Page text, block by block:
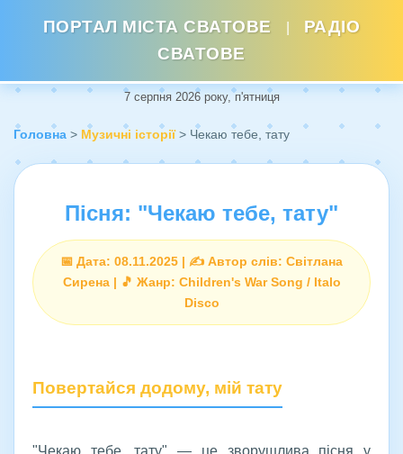
ПОРТАЛ МІСТА СВАТОВЕ
РАДІО
СВАТОВЕ
7 серпня 2026 року, п'ятниця
Головна > Музичні історії> Чекаю тебе, тату
Пісня: "Чекаю тебе, тату"
📅 Дата: 08.11.2025 | ✍️ Автор слів: Світлана
Сирена | 🎵 Жанр: Children's War Song / Italo
Disco
Повертайся додому, мій тату